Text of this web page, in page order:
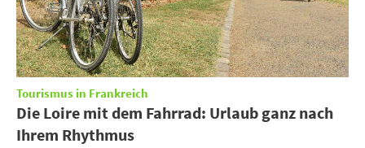
Tourismus in Frankreich
Die Loire mit dem Fahrrad: Urlaub ganz nach
Ihrem Rhythmus